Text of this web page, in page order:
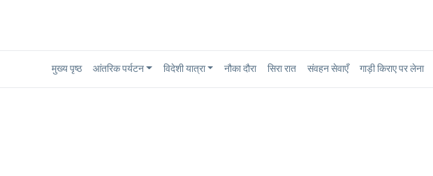
मुख्य पृष्ठ आंतरिक पर्यटन विदेशी यात्रा नौका दौरा सिरा रात संवहन सेवाएँ गाड़ी किराए पर लेना